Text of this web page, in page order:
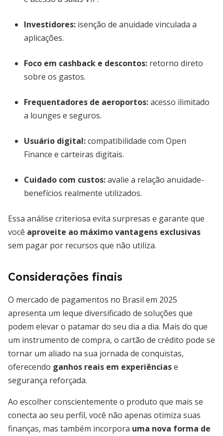
Investidores: isenção de anuidade vinculada a
aplicações.
Foco em cashback e descontos: retorno direto
sobre os gastos.
Frequentadores de aeroportos:acesso ilimitado
a lounges e seguros.
Usuário digital:compatibilidade com Open
Finance e carteiras digitais.
Cuidado com custos:avalie a relação anuidade-
benefícios realmente utilizados.
Essa análise criteriosa evita surpresas e garante que
você aproveite ao máximo vantagens exclusivas
sem pagar por recursos que não utiliza.
Considerações finais
O mercado de pagamentos no Brasil em 2025
apresenta um leque diversificado de soluções que
podem elevar o patamar do seu dia a dia. Mais do que
um instrumento de compra, o cartão de crédito pode se
tornar um aliado na sua jornada de conquistas,
oferecendo ganhos reais em experiênciase
segurança reforçada.
Ao escolher conscientemente o produto que mais se
conecta ao seu perfil, você não apenas otimiza suas
finanças, mas também incorpora uma nova forma de